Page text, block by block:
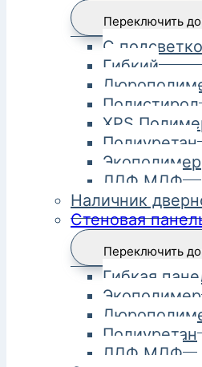
Переключить
С
Гибкий
Полистирол
XPS
Полиуретан
Экополимер
ЛДФ МДФ
Наличник
Стеновая
Переключить
Гибкая
Экополимер
Полиуретан
ЛДФ МДФ